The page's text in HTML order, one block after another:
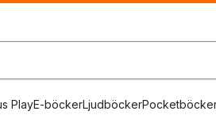
PlayE-böckerLjudböcker